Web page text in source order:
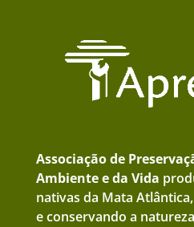
Associação de
Ambiente e da Vida
nativas da Mata
e conservando a